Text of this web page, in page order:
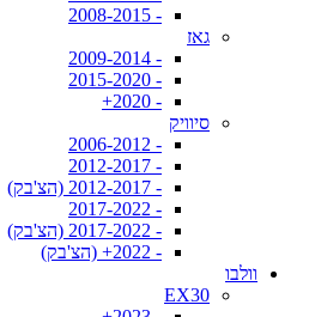
- 2008-2015
גאז
- 2009-2014
- 2015-2020
- 2020+
סיוויק
- 2006-2012
- 2012-2017
- 2012-2017 (הצ'בק)
- 2017-2022
- 2017-2022 (הצ'בק)
- 2022+ (הצ'בק)
וולבו
EX30